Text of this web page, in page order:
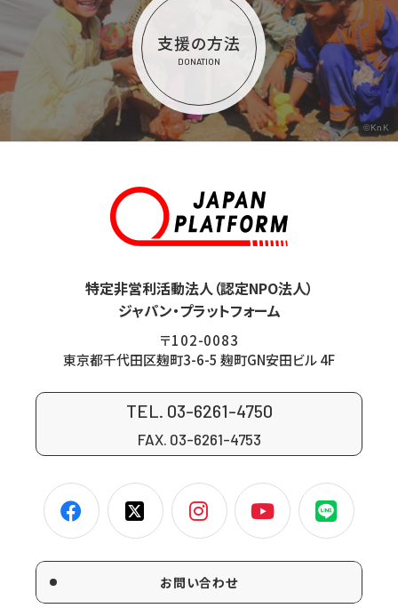
支援の方法
DONATION
©KnK
特定非営利活動法人（認定NPO法人）
ジャパン・プラットフォーム
〒102-0083
東京都千代田区麹町3-6-5 麹町GN安田ビル 4F
TEL. 03-6261-4750
FAX. 03-6261-4753
お問い合わせ